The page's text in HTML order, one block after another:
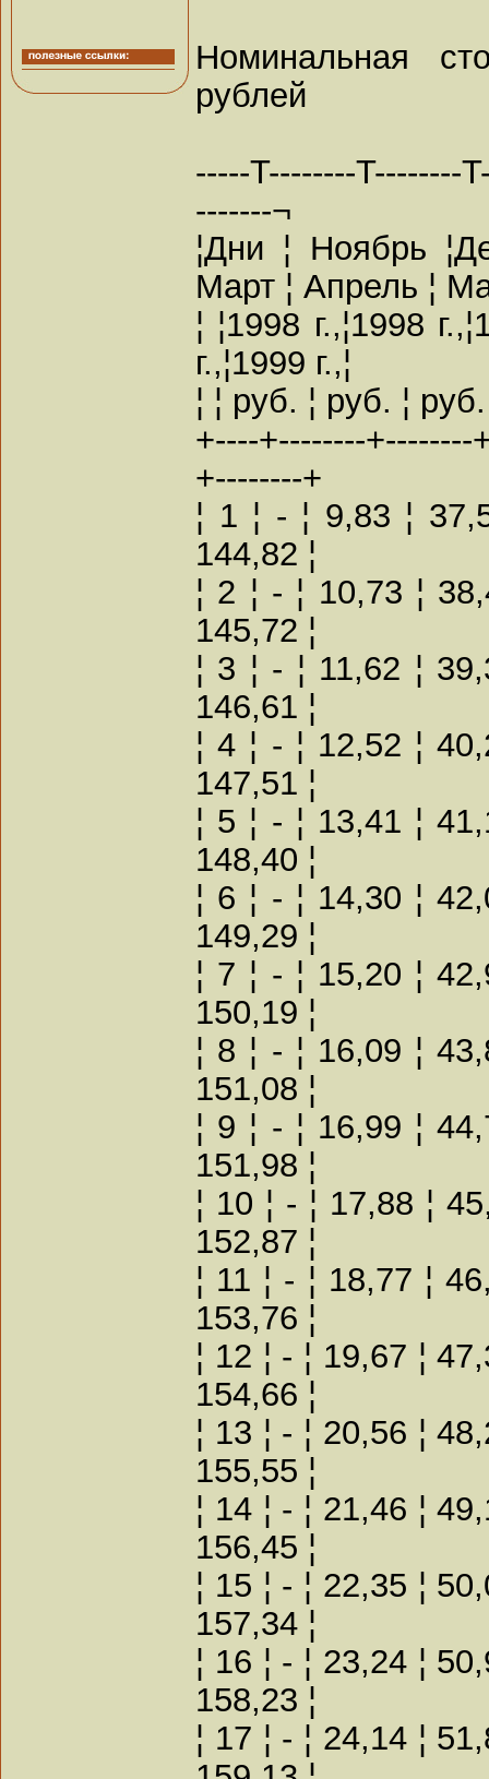
Номинальная
рублей
-----T--------T--------
-------¬
¦Дни ¦ Ноябрь
Март ¦ Апрель ¦
¦ ¦1998 г.,¦1998
г.,¦1999 г.,¦
¦ ¦ руб. ¦ руб. ¦
+----+--------+--------
+--------+
¦ 1 ¦ - ¦ 9,83 ¦
144,82 ¦
¦ 2 ¦ - ¦ 10,73 ¦
145,72 ¦
¦ 3 ¦ - ¦ 11,62 ¦
146,61 ¦
¦ 4 ¦ - ¦ 12,52 ¦
147,51 ¦
¦ 5 ¦ - ¦ 13,41 ¦
148,40 ¦
¦ 6 ¦ - ¦ 14,30 ¦
149,29 ¦
¦ 7 ¦ - ¦ 15,20 ¦
150,19 ¦
¦ 8 ¦ - ¦ 16,09 ¦
151,08 ¦
¦ 9 ¦ - ¦ 16,99 ¦
151,98 ¦
¦ 10 ¦ - ¦ 17,88 ¦
152,87 ¦
¦ 11 ¦ - ¦ 18,77 ¦
153,76 ¦
¦ 12 ¦ - ¦ 19,67 ¦
154,66 ¦
¦ 13 ¦ - ¦ 20,56 ¦
155,55 ¦
¦ 14 ¦ - ¦ 21,46 ¦
156,45 ¦
¦ 15 ¦ - ¦ 22,35 ¦
157,34 ¦
¦ 16 ¦ - ¦ 23,24 ¦
158,23 ¦
¦ 17 ¦ - ¦ 24,14 ¦